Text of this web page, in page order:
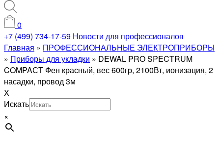
0
+7 (499) 734-17-59 Новости для профессионалов
Главная » ПРОФЕССИОНАЛЬНЫЕ ЭЛЕКТРОПРИБОРЫ
» Приборы для укладки » DEWAL PRO SPECTRUM
COMPAСT Фен красный, вес 600гр, 2100Вт, ионизация, 2
насадки, провод 3м
X
Искать
×